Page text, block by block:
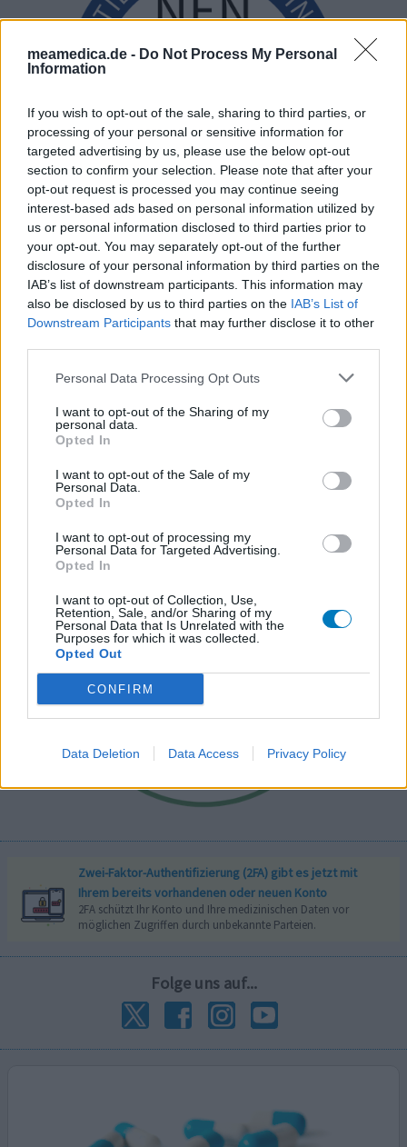
meamedica.de - Do Not Process My Personal
Information
If you wish to opt-out of the sale, sharing to third parties, or
processing of your personal or sensitive information for
targeted advertising by us, please use the below opt-out
section to confirm your selection. Please note that after your
opt-out request is processed you may continue seeing
interest-based ads based on personal information utilized by
us or personal information disclosed to third parties prior to
your opt-out. You may separately opt-out of the further
disclosure of your personal information by third parties on the
IAB’s list of downstream participants. This information may
also be disclosed by us to third parties on the IAB’s List of
Downstream Participants that may further disclose it to other
Personal Data Processing Opt Outs
I want to opt-out of the Sharing of my
personal data.
Opted In
I want to opt-out of the Sale of my
Personal Data.
Opted In
I want to opt-out of processing my
Personal Data for Targeted Advertising.
Opted In
I want to opt-out of Collection, Use,
Retention, Sale, and/or Sharing of my
Personal Data that Is Unrelated with the
Purposes for which it was collected.
Opted Out
CONFIRM
Data Deletion Data Access Privacy Policy
Zwei-Faktor-Authentifizierung (2FA) gibt es jetzt mit
Ihrem bereits vorhandenen oder neuen Konto
2FA schützt Ihr Konto und Ihre medizinischen Daten vor
möglichen Zugriffen durch unbekannte Parteien.
Folge uns auf...